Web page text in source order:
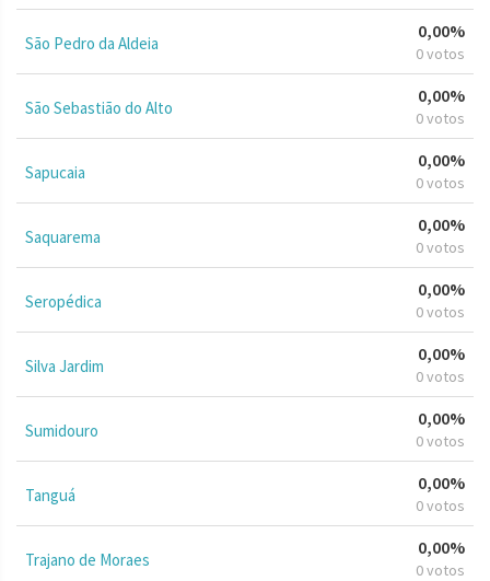
São Pedro da Aldeia
0,00%
0 votos
São Sebastião do Alto
0,00%
0 votos
Sapucaia
0,00%
0 votos
Saquarema
0,00%
0 votos
Seropédica
0,00%
0 votos
Silva Jardim
0,00%
0 votos
Sumidouro
0,00%
0 votos
Tanguá
0,00%
0 votos
Trajano de Moraes
0,00%
0 votos